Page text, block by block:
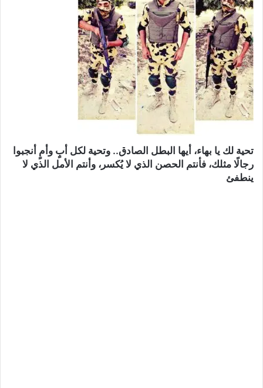
تحية لك يا بهاء، أيها البطل الصادق.. وتحية لكل أبٍ وأمٍ أنجبوا
رجالًا مثلك، فأنتم الحصن الذي لا يُكسر، وأنتم الأمل الذي لا
ينطفئ